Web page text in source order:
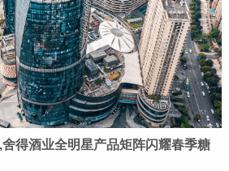
得酒业全明星产品矩阵闪耀春季糖